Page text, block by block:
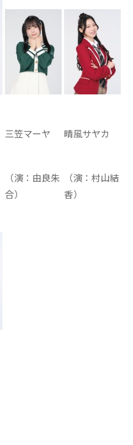
三笠マーヤ
（演：由良朱
合）
晴風サヤカ
（演：村山結
香）